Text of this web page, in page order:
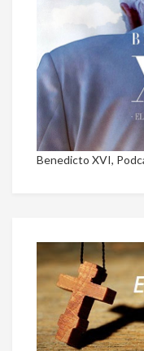
Benedicto XVI,